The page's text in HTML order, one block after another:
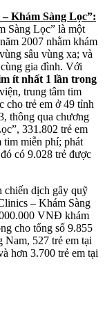
Khám Sàng Lọc”:
Sàng Lọc” là một
2007 nhằm khám
sâu vùng xa; và
gia đình. Với
ít nhất 1 lần trong
trung tâm tim
cho trẻ em ở 49 tỉnh
thông qua chương
331.802 trẻ em
tim miễn phí; phát
có 9.028 trẻ được
chiến dịch gây quỹ
– Khám Sàng
VNĐ khám
cho tổng số 9.855
Nam, 527 trẻ em tại
hơn 3.700 trẻ em tại